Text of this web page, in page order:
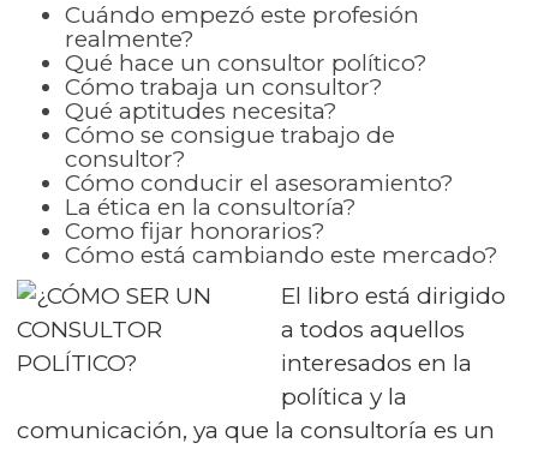
Cuándo empezó este profesión
realmente?
Qué hace un consultor político?
Cómo trabaja un consultor?
Qué aptitudes necesita?
Cómo se consigue trabajo de
consultor?
Cómo conducir el asesoramiento?
La ética en la consultoría?
Como fijar honorarios?
Cómo está cambiando este mercado?
El libro está dirigido
a todos aquellos
interesados en la
política y la
comunicación, ya que la consultoría es un